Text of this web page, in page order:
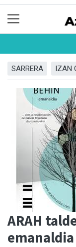
SARRERA IZAN
ARAH
emanaldia